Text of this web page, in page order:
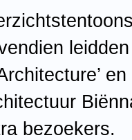
bezoekers.